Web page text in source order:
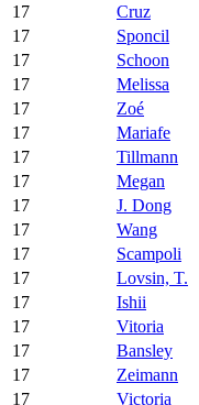
17
Cruz
17
Sponcil
17
Schoon
17
Melissa
17
Zoé
17
Mariafe
17
Tillmann
17
Megan
17
J. Dong
17
Wang
17
Scampoli
17
Lovsin, T.
17
Ishii
17
Vitoria
17
Bansley
17
Zeimann
17
Victoria